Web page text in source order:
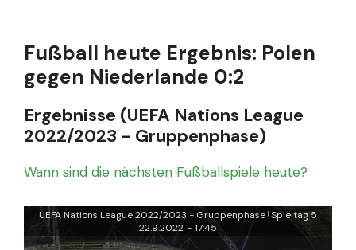
Fußball heute Ergebnis: Polen
gegen Niederlande 0:2
Ergebnisse (UEFA Nations League
2022/2023 - Gruppenphase)
Wann sind die nächsten Fußballspiele heute?
UEFA Nations League 2022/2023 - Gruppenphase | Spieltag 5
22.9.2022 - 17:45